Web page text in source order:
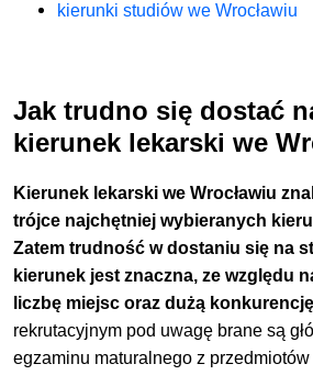
kierunki studiów we Wrocławiu
Jak trudno się dostać
kierunek lekarski we
Kierunek lekarski we Wrocławiu
trójce najchętniej wybieranych
Zatem trudność w dostaniu się na
kierunek jest znaczna, ze względu
liczbę miejsc oraz dużą
rekrutacyjnym pod uwagę brane są
egzaminu maturalnego z